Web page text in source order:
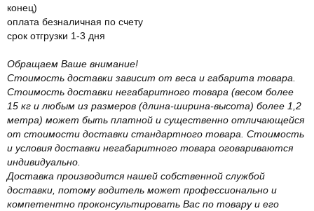
конец)
оплата безналичная по счету
срок отгрузки 1-3 дня
Обращаем Ваше внимание!
Стоимость доставки зависит от веса и габарита товара.
Стоимость доставки негабаритного товара (весом более
15 кг и любым из размеров (длина-ширина-высота) более 1,2
метра) может быть платной и существенно отличающейся
от стоимости доставки стандартного товара. Стоимость
и условия доставки негабаритного товара оговариваются
индивидуально.
Доставка производится нашей собственной службой
доставки, потому водитель может профессионально и
компетентно проконсультировать Вас по товару и его